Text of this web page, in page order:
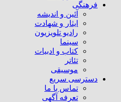
فرهنگی
آئین و اندیشه
ایثار و شهادت
رادیو تلویزیون
سینما
کتاب و ادبیات
تئاتر
موسیقی
دسترسی سریع
تماس با ما
تعرفه آگهی